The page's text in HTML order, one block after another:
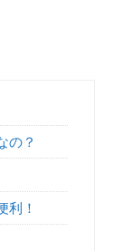
の？
利！